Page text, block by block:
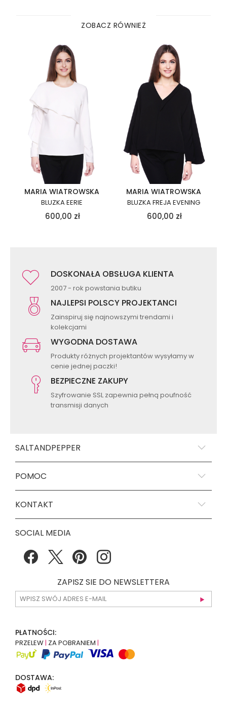
ZOBACZ RÓWNIEŻ
MARIA WIATROWSKA
BLUZKA EERIE
600,00 zł
MARIA WIATROWSKA
BLUZKA FREJA EVENING
600,00 zł
DOSKONAŁA OBSŁUGA KLIENTA
2007 - rok powstania butiku
NAJLEPSI POLSCY PROJEKTANCI
Zainspiruj się najnowszymi trendami i
kolekcjami
WYGODNA DOSTAWA
Produkty różnych projektantów wysyłamy w
cenie jednej paczki!
BEZPIECZNE ZAKUPY
Szyfrowanie SSL zapewnia pełną poufność
transmisji danych
SALTANDPEPPER
POMOC
KONTAKT
SOCIAL MEDIA
ZAPISZ SIE DO NEWSLETTERA
PŁATNOŚCI:
PRZELEW| ZA POBRANIEM |
DOSTAWA: